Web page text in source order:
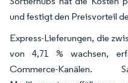
und festigt den Preisvorteil
Express-Lieferungen, die
von 4,71 % wachsen,
Commerce-Kanälen.